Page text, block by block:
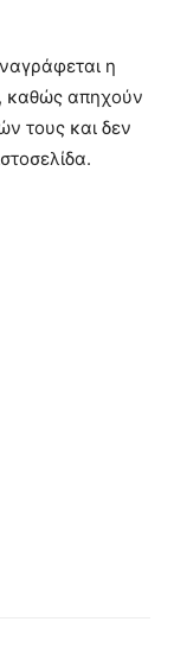
η
καθώς απηχούν
τους και δεν